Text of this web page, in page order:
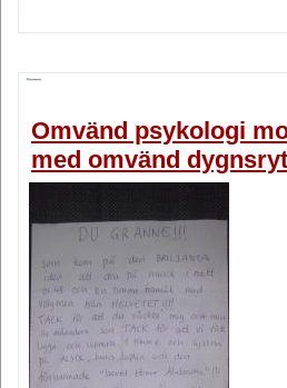
Omvänd psykologi
med omvänd